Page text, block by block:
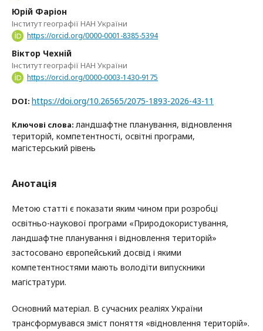
Юрій Фаріон
Інститут географії НАН України
https://orcid.org/0000-0001-8385-5394
Віктор Чехній
Інститут географії НАН України
https://orcid.org/0000-0003-1430-9175
DOI: https://doi.org/10.26565/2075-1893-2026-43-11
Ключові слова: ландшафтне планування, відновлення
територій, компетентності, освітні програми,
магістерський рівень
Анотація
Метою статті є показати яким чином при розробці
освітньо-наукової програми «Природокористування,
ландшафтне планування і відновлення територій»
застосовано європейський досвід і якими
компетентностями мають володіти випускники
магістратури.
Основний матеріал. В сучасних реаліях України
трансформувався зміст поняття «відновлення територій».